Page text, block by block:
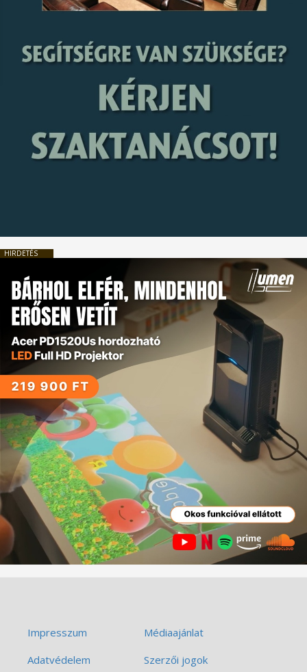
HIRDETÉS
Impresszum
Médiaajánlat
Adatvédelem
Szerzői jogok